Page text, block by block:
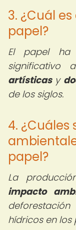
3. ¿Cuál
papel?
El papel ha
significativo
artísticasy
de los siglos.
4. ¿Cuáles
papel?
La
impacto
hídricos en